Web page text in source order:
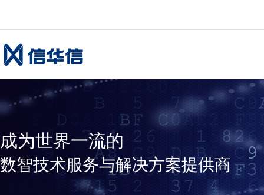
成为世界一流的
数智技术服务与解决方案提供商